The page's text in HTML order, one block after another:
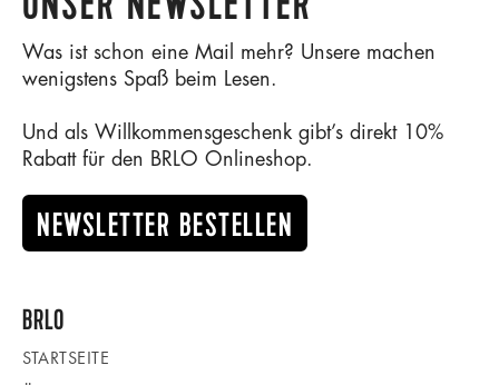
Was ist schon eine Mail mehr? Unsere machen
wenigstens Spaß beim Lesen.
Und als Willkommensgeschenk gibt’s direkt 10%
Rabatt für den BRLO Onlineshop.
NEWSLETTER BESTELLEN
BRLO
STARTSEITE